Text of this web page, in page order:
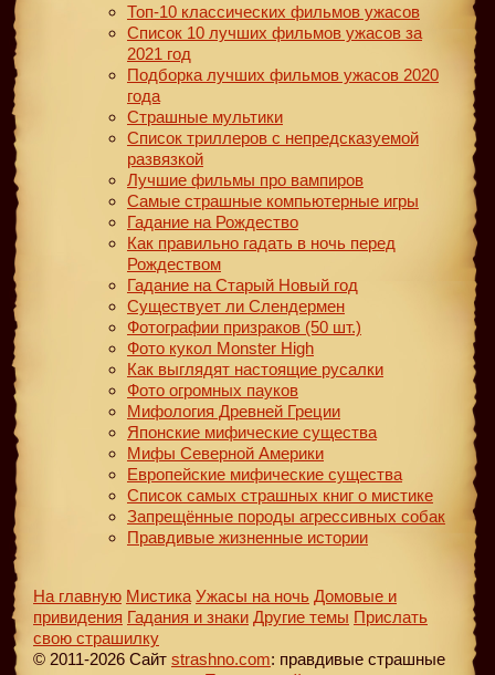
Топ-10 классических фильмов ужасов
Список 10 лучших фильмов ужасов за
2021 год
Подборка лучших фильмов ужасов 2020
года
Страшные мультики
Список триллеров с непредсказуемой
развязкой
Лучшие фильмы про вампиров
Самые страшные компьютерные игры
Гадание на Рождество
Как правильно гадать в ночь перед
Рождеством
Гадание на Старый Новый год
Существует ли Слендермен
Фотографии призраков (50 шт.)
Фото кукол Monster High
Как выглядят настоящие русалки
Фото огромных пауков
Мифология Древней Греции
Японские мифические существа
Мифы Северной Америки
Европейские мифические существа
Список самых страшных книг о мистике
Запрещённые породы агрессивных собак
Правдивые жизненные истории
На главную Мистика Ужасы на ночь Домовые и
привидения Гадания и знаки Другие темы Прислать
свою страшилку
© 2011-2026 Сайт strashno.com: правдивые страшные